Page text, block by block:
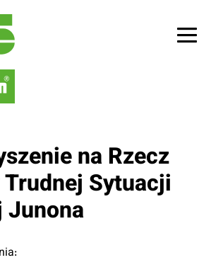
na Rzecz
Sytuacji
Junona